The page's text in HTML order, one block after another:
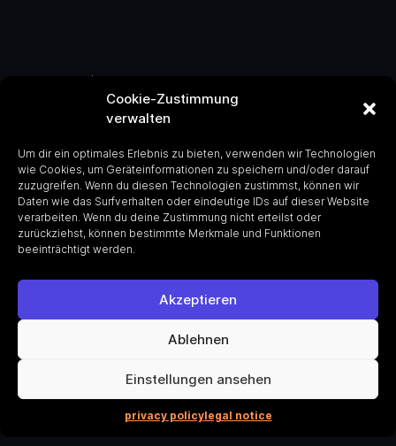
Cookie-Zustimmung
verwalten
Um dir ein optimales Erlebnis zu bieten, verwenden wir Technologien
wie Cookies, um Geräteinformationen zu speichern und/oder darauf
zuzugreifen. Wenn du diesen Technologien zustimmst, können wir
Daten wie das Surfverhalten oder eindeutige IDs auf dieser Website
verarbeiten. Wenn du deine Zustimmung nicht erteilst oder
zurückziehst, können bestimmte Merkmale und Funktionen
beeinträchtigt werden.
Akzeptieren
Ablehnen
Einstellungen ansehen
privacy policylegal notice
our approach
the success of ideas, especially in
the industrial world, hinges on
industry expertise,infrastructure
access, andclients. we help build
bridges to these critical assets.
Startup success hinges on the right mix of
development. We empower founders with capital
and expertise early in their journey. We advise, not
control, allowing founders to take their
entrepreneurial journey into their own hands.